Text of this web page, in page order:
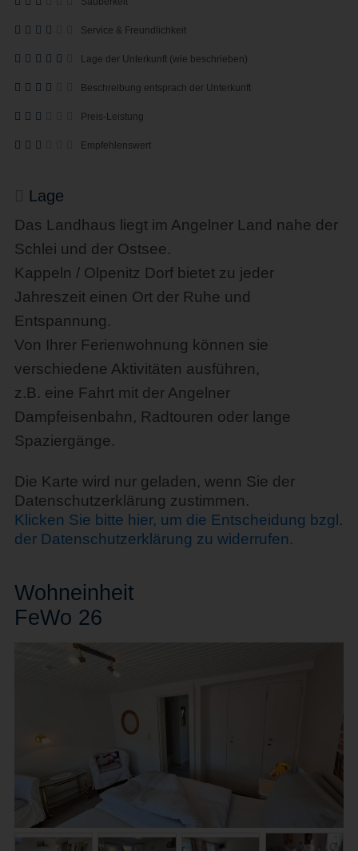
Service & Freundlichkeit
Lage der Unterkunft (wie beschrieben)
Beschreibung entsprach der Unterkunft
Preis-Leistung
Empfehlenswert
Lage
Das Landhaus liegt im Angelner Land nahe der
Schlei und der Ostsee.
Kappeln / Olpenitz Dorf bietet zu jeder
Jahreszeit einen Ort der Ruhe und
Entspannung.
Von Ihrer Ferienwohnung können sie
verschiedene Aktivitäten ausführen,
z.B. eine Fahrt mit der Angelner
Dampfeisenbahn, Radtouren oder lange
Spaziergänge.
Die Karte wird nur geladen, wenn Sie der
Datenschutzerklärung zustimmen.
Klicken Sie bitte hier, um die Entscheidung bzgl.
der Datenschutzerklärung zu widerrufen.
Wohneinheit
FeWo 26